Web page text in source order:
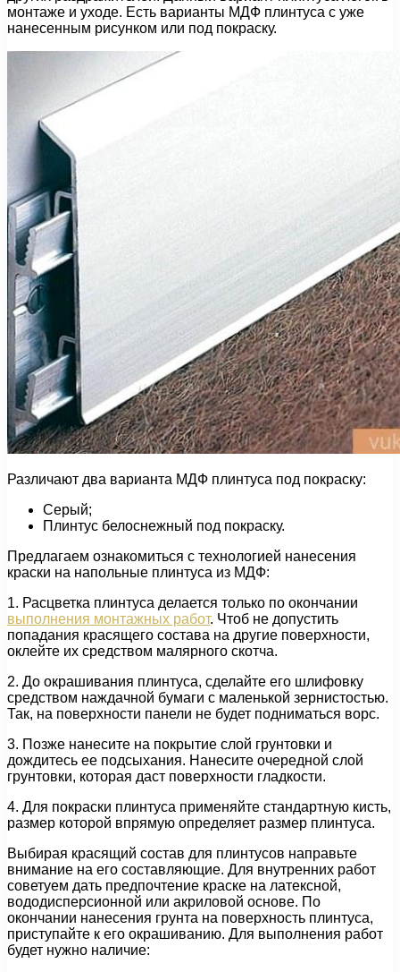
монтаже и уходе. Есть варианты МДФ плинтуса с уже
нанесенным рисунком или под покраску.
Различают два варианта МДФ плинтуса под покраску:
Серый;
Плинтус белоснежный под покраску.
Предлагаем ознакомиться с технологией нанесения
краски на напольные плинтуса из МДФ:
1. Расцветка плинтуса делается только по окончании
выполнения монтажных работ. Чтоб не допустить
попадания красящего состава на другие поверхности,
оклейте их средством малярного скотча.
2. До окрашивания плинтуса, сделайте его шлифовку
средством наждачной бумаги с маленькой зернистостью.
Так, на поверхности панели не будет подниматься ворс.
3. Позже нанесите на покрытие слой грунтовки и
дождитесь ее подсыхания. Нанесите очередной слой
грунтовки, которая даст поверхности гладкости.
4. Для покраски плинтуса применяйте стандартную кисть,
размер которой впрямую определяет размер плинтуса.
Выбирая красящий состав для плинтусов направьте
внимание на его составляющие. Для внутренних работ
советуем дать предпочтение краске на латексной,
вододисперсионной или акриловой основе. По
окончании нанесения грунта на поверхность плинтуса,
приступайте к его окрашиванию. Для выполнения работ
будет нужно наличие: